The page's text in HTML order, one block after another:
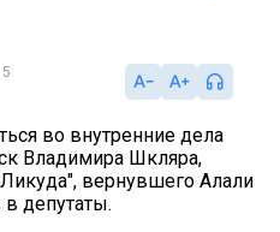
во внутренние дела
Владимира Шкляра,
вернувшего Алали
депутаты.